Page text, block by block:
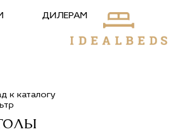
ДИЛЕРАМ
к каталогу